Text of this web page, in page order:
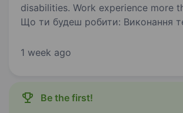
disabilities. Work experience more
Що ти будеш робити: Виконання технічного
Діагностика та ремонт ходової
1 week ago
Be the first!